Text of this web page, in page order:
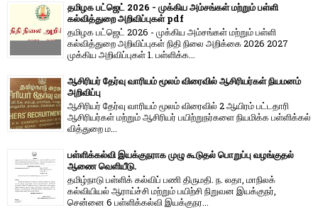
தமிழக பட்ஜெட் 2026 - முக்கிய அம்சங்கள் மற்றும் பள்ளி
கல்வித்துறை அறிவிப்புகள் pdf
தமிழக பட்ஜெட் 2026 - முக்கிய அம்சங்கள் மற்றும் பள்ளி
கல்வித்துறை அறிவிப்புகள் நிதி நிலை அறிக்கை 2026 2027
முக்கிய அறிவிப்புகள் 1. பள்ளிக்க...
ஆசிரியர் தேர்வு வாரியம் மூலம் விரைவில் ஆசிரியர்கள் நியமனம்
அறிவிப்பு
ஆசிரியர் தேர்வு வாரி​யம் மூலம் விரை​வில் 2 ஆயிரம் பட்​ட​தாரி
ஆசிரியர்​கள் மற்​றும் ஆசிரியர் பயிற்றுநர்​களை நியமிக்க பள்​ளிக்​கல்​
வித்​துறை ம...
பள்ளிக்கல்வி இயக்குநராக முழு கூடுதல் பொறுப்பு வழங்குதல்
ஆணை வெளியீடு.
தமிழ்நாடு பள்ளிக் கல்விப் பணி திருமதி. ந. லதா, மாநிலக்
கல்வியியல் ஆராய்ச்சி மற்றும் பயிற்சி நிறுவன இயக்குநர்,
சென்னை 6 பள்ளிக்கல்வி இயக்குநர...